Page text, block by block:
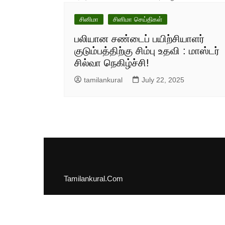
சினிமா சினிமா செய்திகள்
பலியான சண்டைப் பயிற்சியாளர்
குடும்பத்திற்கு சிம்பு உதவி : மாஸ்டர்
சில்வா நெகிழ்ச்சி!
tamilankural July 22, 2025
Tamilankural.Com